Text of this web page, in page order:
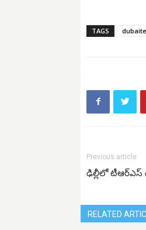
TAGS
Previous article
ఢిల్లీలో టీఆర్ఎస్
RELATED